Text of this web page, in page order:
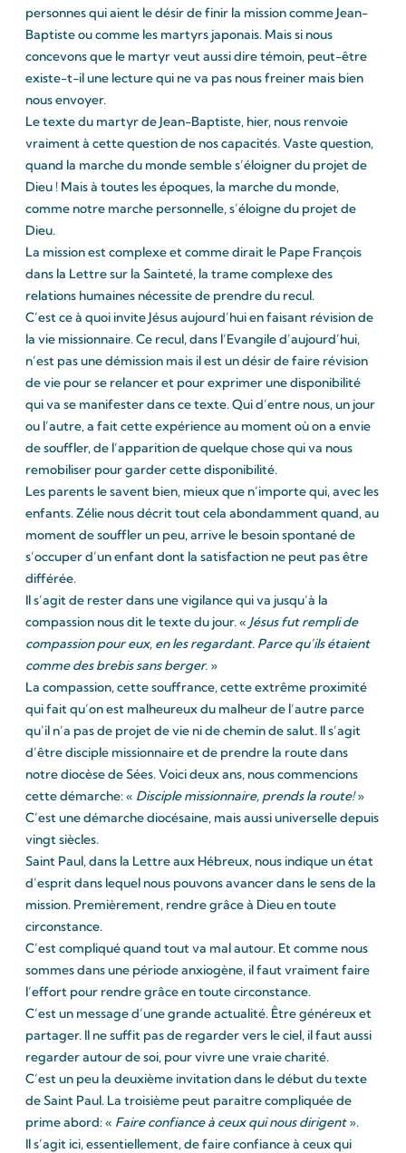
personnes qui aient le désir de finir la mission comme Jean-
Baptiste ou comme les martyrs japonais. Mais si nous
concevons que le martyr veut aussi dire témoin, peut-être
existe-t-il une lecture qui ne va pas nous freiner mais bien
nous envoyer.
Le texte du martyr de Jean-Baptiste, hier, nous renvoie
vraiment à cette question de nos capacités. Vaste question,
quand la marche du monde semble s’éloigner du projet de
Dieu ! Mais à toutes les époques, la marche du monde,
comme notre marche personnelle, s’éloigne du projet de
Dieu.
La mission est complexe et comme dirait le Pape François
dans la Lettre sur la Sainteté, la trame complexe des
relations humaines nécessite de prendre du recul.
C’est ce à quoi invite Jésus aujourd’hui en faisant révision de
la vie missionnaire. Ce recul, dans l’Evangile d’aujourd’hui,
n’est pas une démission mais il est un désir de faire révision
de vie pour se relancer et pour exprimer une disponibilité
qui va se manifester dans ce texte. Qui d’entre nous, un jour
ou l’autre, a fait cette expérience au moment où on a envie
de souffler, de l’apparition de quelque chose qui va nous
remobiliser pour garder cette disponibilité.
Les parents le savent bien, mieux que n’importe qui, avec les
enfants. Zélie nous décrit tout cela abondamment quand, au
moment de souffler un peu, arrive le besoin spontané de
s’occuper d’un enfant dont la satisfaction ne peut pas être
différée.
Il s’agit de rester dans une vigilance qui va jusqu’à la
compassion nous dit le texte du jour. « Jésus fut rempli de
compassion pour eux, en les regardant. Parce qu’ils étaient
comme des brebis sans berger. »
La compassion, cette souffrance, cette extrême proximité
qui fait qu’on est malheureux du malheur de l’autre parce
qu’il n’a pas de projet de vie ni de chemin de salut. Il s’agit
d’être disciple missionnaire et de prendre la route dans
notre diocèse de Sées. Voici deux ans, nous commencions
cette démarche: « Disciple missionnaire, prends la route!»
C’est une démarche diocésaine, mais aussi universelle depuis
vingt siècles.
Saint Paul, dans la Lettre aux Hébreux, nous indique un état
d’esprit dans lequel nous pouvons avancer dans le sens de la
mission. Premièrement, rendre grâce à Dieu en toute
circonstance.
C’est compliqué quand tout va mal autour. Et comme nous
sommes dans une période anxiogène, il faut vraiment faire
l’effort pour rendre grâce en toute circonstance.
C’est un message d’une grande actualité. Être généreux et
partager. Il ne suffit pas de regarder vers le ciel, il faut aussi
regarder autour de soi, pour vivre une vraie charité.
C’est un peu la deuxième invitation dans le début du texte
de Saint Paul. La troisième peut paraitre compliquée de
prime abord: « Faire confiance à ceux qui nous dirigent».
Il s’agit ici, essentiellement, de faire confiance à ceux qui